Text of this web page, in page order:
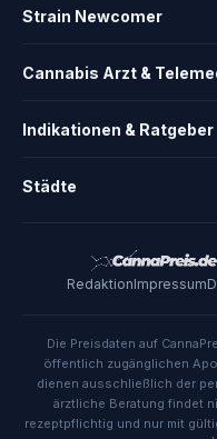
Strain Newcomer
Cannabis Arzt &
Indikationen & Ratgeber
Städte
RedaktionImpressum
Die Preisdaten auf
öffentlich zugänglichen
dienen ausschließlich der
ärztliche Beratung findet
rezeptpflichtig und nur mit